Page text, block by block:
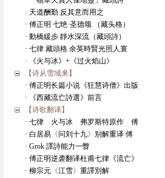
· 天道酬勤 反其意而用之
· 傅正明 七绝·圣德颂 （藏头格）
· 動橋緩步 靜水深流（藏頭詩）
· 七律 藏頭格 余英時賢光照人寰
· 《火与冰》+《过火焰山》
【诗从雪域来】
· 傅正明长篇小说《狂慧诗僧》出版
· 《西藏流亡詩選》前言
【诗歌翻译】
· 七律 火与冰 弗罗斯特原作 傅
· 白居易〈问刘十九〉别解重译 傅
· Grok 譯詩能力一瞥
· 傅正明逆袭翻译杜甫七律《流亡》
· 柳宗元〈江雪〉重譯別解